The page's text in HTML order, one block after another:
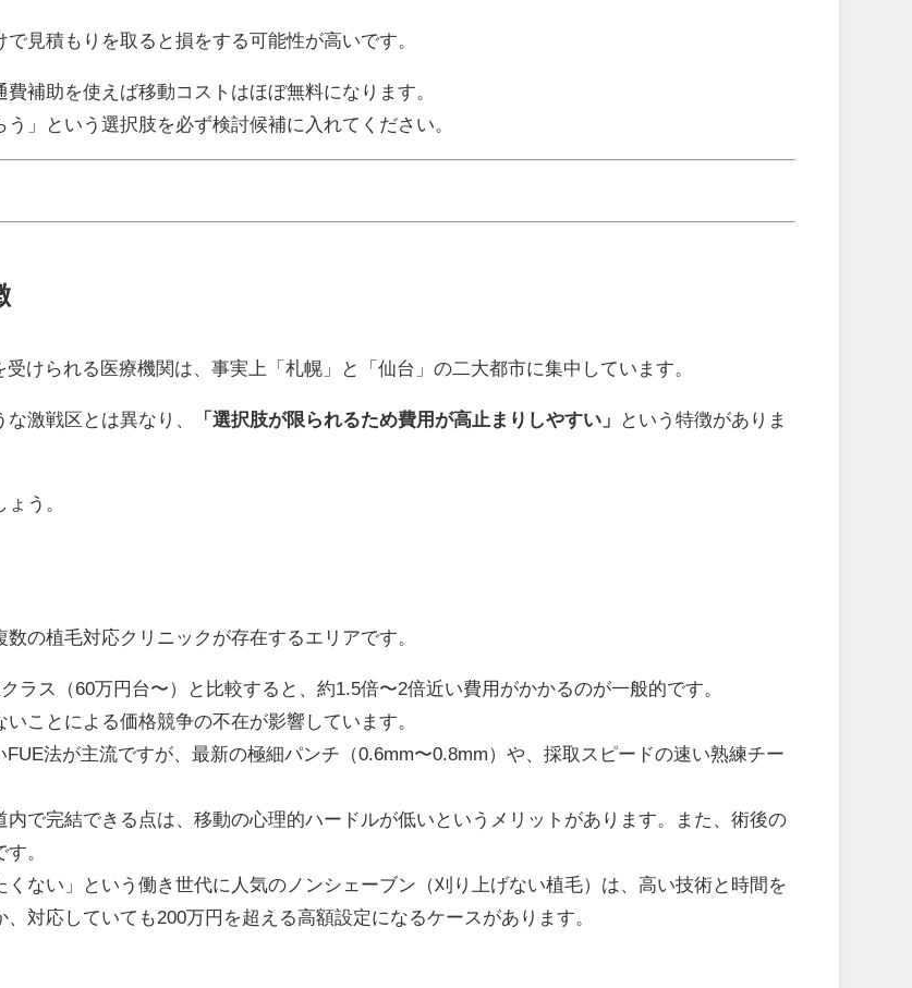
見積もりを取ると損をする可能性が高いです。
補助を使えば移動コストはほぼ無料になります。
」という選択肢を必ず検討候補に入れてください。
けられる医療機関は、事実上「札幌」と「仙台」の二大都市に集中しています。
激戦区とは異なり、 「選択肢が限られるため費用が高止まりしやすい」
という特徴がありま
う。
の植毛対応クリニックが存在するエリアです。
ラス（60万円台〜）と比較すると、約1.5倍〜2倍近い費用がかかるのが一般的です。
ことによる価格競争の不在が影響しています。
法が主流ですが、最新の極細パンチ（0.6mm〜0.8mm）や、採取スピードの速い熟練チー
で完結できる点は、移動の心理的ハードルが低いというメリットがあります。また、術後の
。
くない」という働き世代に人気のノンシェーブン（刈り上げない植毛）は、高い技術と時間を
対応していても200万円を超える高額設定になるケースがあります。